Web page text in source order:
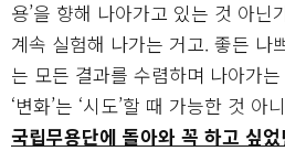
용’을 향해 나아가고 있는 것 아닌
계속 실험해 나가는 거고. 좋든 나
는 모든 결과를 수렴하며 나아가
‘변화’는 ‘시도’할 때 가능한 것 아
국립무용단에 돌아와 꼭 하고 싶